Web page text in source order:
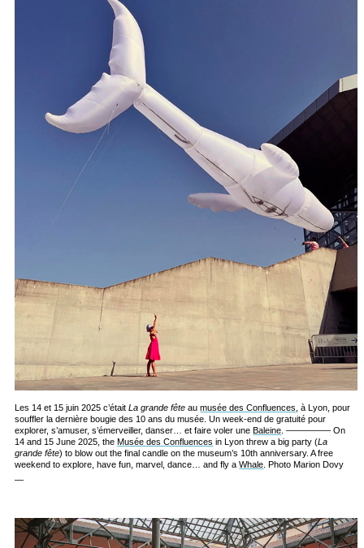
Les 14 et 15 juin 2025 c’étaitLa grande fête aumusée des Confluences , à Lyon, pour
souffler la dernière bougie des 10 ans du musée. Un week-end de gratuité pour
explorer, s’amuser, s’émerveiller, danser… et faire voler uneBaleine . ————— On
14 and 15 June 2025, theMusée des Confluences in Lyon threw a big party (La
grande fête) to blow out the final candle on the museum’s 10th anniversary. A free
weekend to explore, have fun, marvel, dance… and fly aWhale . Photo Marion Dovy
—